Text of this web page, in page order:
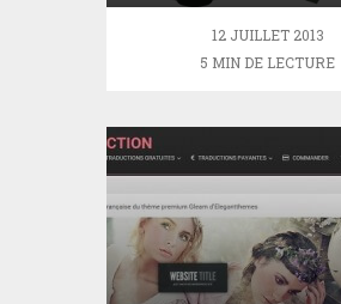
12 JUILLET 2013
5 MIN DE LECTURE